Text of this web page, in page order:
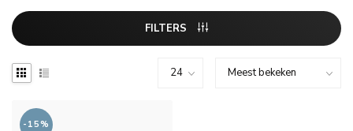
FILTERS
-15%